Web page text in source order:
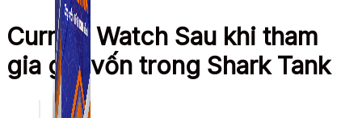
Curnon Watch Sau khi tham
gia gọi vốn trong Shark Tank